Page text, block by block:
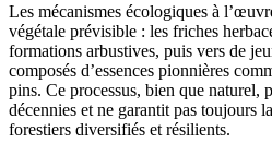
Les mécanismes écologiques à
végétale prévisible : les friches
formations arbustives, puis vers de
composés d’essences pionnières
pins. Ce processus, bien que naturel,
décennies et ne garantit pas toujours
forestiers diversifiés et résilients.